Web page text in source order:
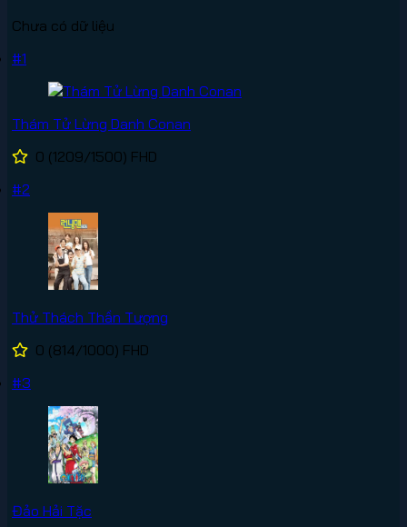
Chưa có dữ liệu
#1
Thám Tử Lừng Danh Conan
0 (1209/1500) FHD
#2
Thử Thách Thần Tượng
0 (814/1000) FHD
#3
Đảo Hải Tặc